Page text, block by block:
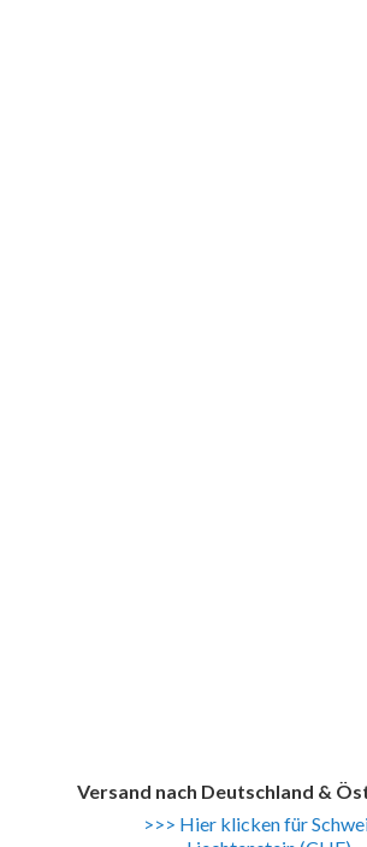
Versand nach Deutschland &
>>> Hier klicken für